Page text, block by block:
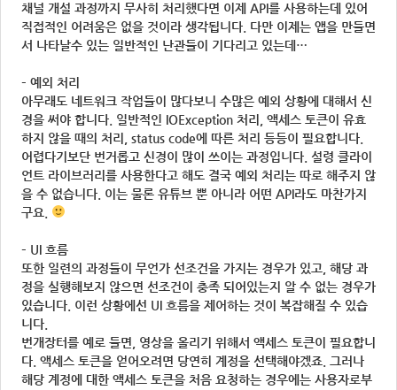
채널 개설 과정까지 무사히 처리했다면 이제 API를 사용하는데 있어
직접적인 어려움은 없을 것이라 생각됩니다. 다만 이제는 앱을 만들면
서 나타날수 있는 일반적인 난관들이 기다리고 있는데…
– 예외 처리
아무래도 네트워크 작업들이 많다보니 수많은 예외 상황에 대해서 신
경을 써야 합니다. 일반적인 IOException 처리, 액세스 토큰이 유효
하지 않을 때의 처리, status code에 따른 처리 등등이 필요합니다.
어렵다기보단 번거롭고 신경이 많이 쓰이는 과정입니다. 설령 클라이
언트 라이브러리를 사용한다고 해도 결국 예외 처리는 따로 해주지 않
을 수 없습니다. 이는 물론 유튜브 뿐 아니라 어떤 API라도 마찬가지
구요.
– UI 흐름
또한 일련의 과정들이 무언가 선조건을 가지는 경우가 있고, 해당 과
정을 실행해보지 않으면 선조건이 충족 되어있는지 알 수 없는 경우가
있습니다. 이런 상황에선 UI 흐름을 제어하는 것이 복잡해질 수 있습
니다.
번개장터를 예로 들면, 영상을 올리기 위해서 액세스 토큰이 필요합니
다. 액세스 토큰을 얻어오려면 당연히 계정을 선택해야겠죠. 그러나
해당 계정에 대한 액세스 토큰을 처음 요청하는 경우에는 사용자로부